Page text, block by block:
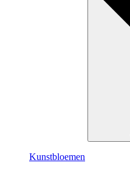
Kunstbloemen